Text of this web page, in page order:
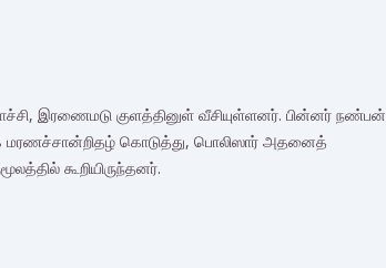
இரணைமடு குளத்தினுள் வீசியுள்ளனர். பின்னர் நண்பன்
கொடுத்து, பொலிஸார் அதனைத்
கூறியிருந்தனர்.